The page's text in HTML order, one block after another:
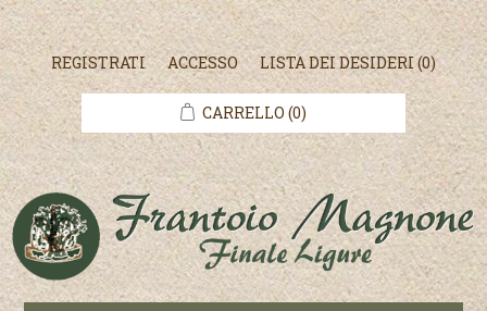
REGISTRATI ACCESSO LISTA DEI DESIDERI(0)
CARRELLO (0)